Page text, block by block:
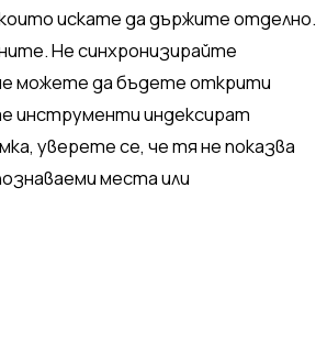
искате да държите отделно.
Не синхронизирайте
можете да бъдете открити
инструменти индексират
уверете се, че тя не показва
места или